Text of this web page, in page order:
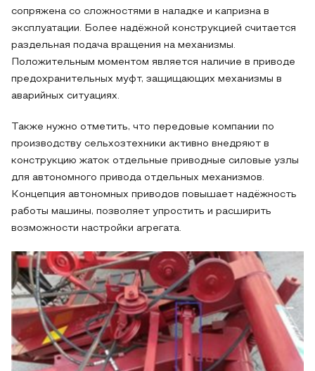
сопряжена со сложностями в наладке и капризна в
эксплуатации. Более надёжной конструкцией считается
раздельная подача вращения на механизмы.
Положительным моментом является наличие в приводе
предохранительных муфт, защищающих механизмы в
аварийных ситуациях.
Также нужно отметить, что передовые компании по
производству сельхозтехники активно внедряют в
конструкцию жаток отдельные приводные силовые узлы
для автономного привода отдельных механизмов.
Концепция автономных приводов повышает надёжность
работы машины, позволяет упростить и расширить
возможности настройки агрегата.